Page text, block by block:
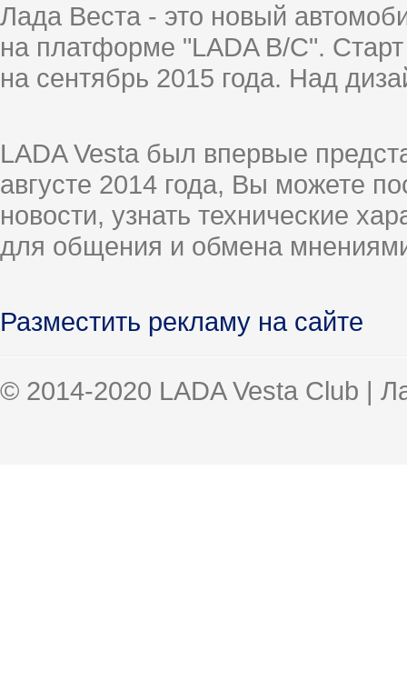
Лада Веста - это новый
на платформе "LADA B/C".
на сентябрь 2015 года. Над
LADA Vesta был впервые
августе 2014 года, Вы можете
новости, узнать технические
для общения и обмена
Разместить рекламу на сайте
© 2014-2020 LADA Vesta Club |